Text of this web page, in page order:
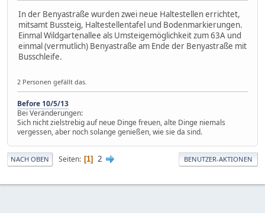
In der Benyastraße wurden zwei neue Haltestellen errichtet,
mitsamt Bussteig, Haltestellentafel und Bodenmarkierungen.
Einmal Wildgartenallee als Umsteigemöglichkeit zum 63A und
einmal (vermutlich) Benyastraße am Ende der Benyastraße mit
Busschleife.
2 Personen gefällt das.
Before 10/5/13
Bei Veränderungen:
Sich nicht zielstrebig auf neue Dinge freuen, alte Dinge niemals
vergessen, aber noch solange genießen, wie sie da sind.
NACH OBEN Seiten 1 2 BENUTZER-AKTIONEN